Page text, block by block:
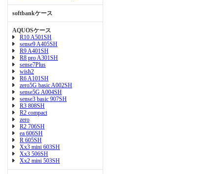
softbankケース
AQUOSケース
R10 A501SH
sense9 A405SH
R9 A401SH
R8 pro A301SH
sense7Plus
wish2
R6 A101SH
zero5G basic A002SH
sense5G A004SH
sense3 basic 907SH
R3 808SH
R2 compact
zero
R2 706SH
ea 606SH
R 605SH
Xx3 mini 603SH
Xx3 506SH
Xx2 mini 503SH